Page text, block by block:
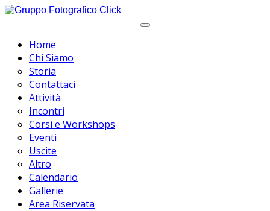
Home
Chi Siamo
Storia
Contattaci
Attività
Incontri
Corsi e Workshops
Eventi
Uscite
Altro
Calendario
Gallerie
Area Riservata